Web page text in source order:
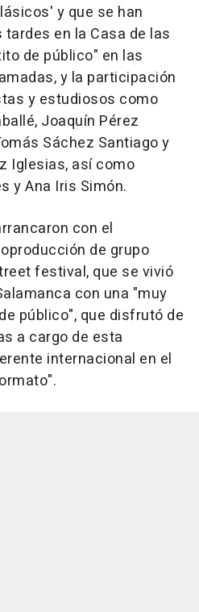
y que se han
en la Casa de las
de público" en las
y la participación
y estudiosos como
Joaquín Pérez
Sáchez Santiago y
Iglesias, así como
y Ana Iris Simón.
con el
de grupo
festival, que se vivió
con una "muy
público", que disfrutó de
a cargo de esta
internacional en el